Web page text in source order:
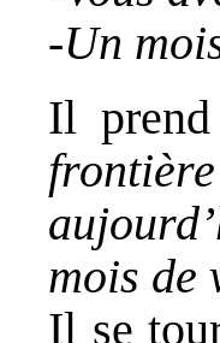
-Un
Il
mois de
Il se